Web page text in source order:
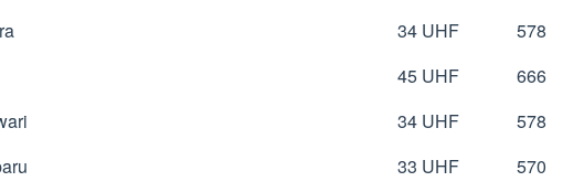
34 UHF
578
45 UHF
666
34 UHF
578
33 UHF
570